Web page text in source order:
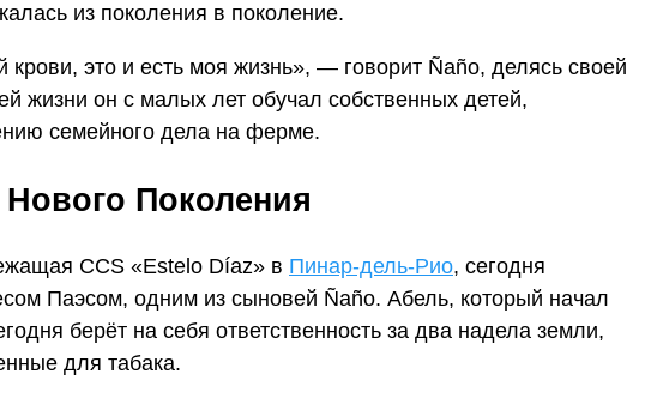
из поколения в поколение.
это и есть моя жизнь», — говорит Ñaño, делясь своей
жизни он с малых лет обучал собственных детей,
семейного дела на ферме.
Нового Поколения
CCS «Estelo Díaz» в Пинар-дель-Рио, сегодня
Паэсом, одним из сыновей Ñaño. Абель, который начал
берёт на себя ответственность за два надела земли,
для табака.